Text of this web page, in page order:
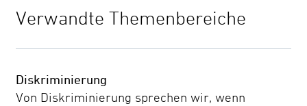
Verwandte Themenbereiche
Diskriminierung
Von Diskriminierung sprechen wir, wenn